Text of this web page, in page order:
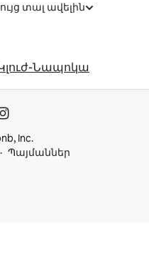
տալ ավելին
Նապոկա
Inc.
Պայմաններ